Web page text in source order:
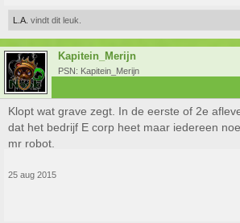
L.A. vindt dit leuk.
Kapitein_Merijn
PSN: Kapitein_Merijn
Klopt wat grave zegt. In de eerste of 2e
dat het bedrijf E corp heet maar iedereen
mr robot.
25 aug 2015